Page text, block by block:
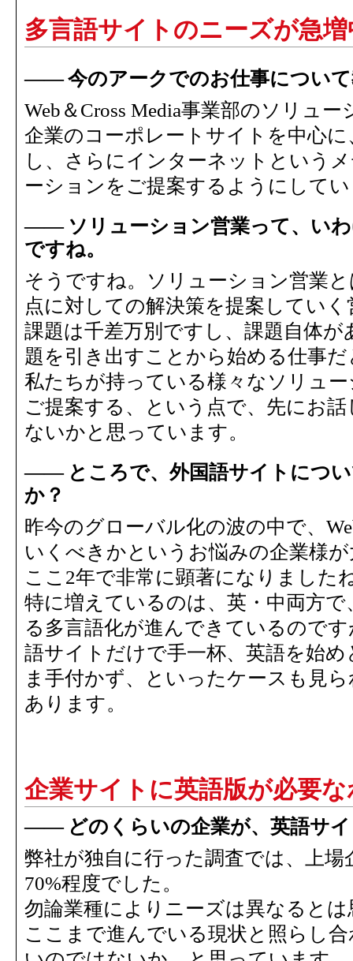
多言語サイトのニーズが急増
今のアークでのお仕事につい
Web＆Cross Media事業部のソリュ
企業のコーポレートサイトを中心
し、さらにインターネットという
ーションをご提案するようにして
ソリューション営業って、い
ですね。
そうですね。ソリューション営業
点に対しての解決策を提案してい
課題は千差万別ですし、課題自体
題を引き出すことから始める仕事
私たちが持っている様々なソリュ
ご提案する、という点で、先にお
ないかと思っています。
ところで、外国語サイトにつ
か？
昨今のグローバル化の波の中で、
いくべきかというお悩みの企業様
ここ2年で非常に顕著になりました
特に増えているのは、英・中両方
る多言語化が進んできているので
語サイトだけで手一杯、英語を始
ま手付かず、といったケースも見
あります。
企業サイトに英語版が必要
どのくらいの企業が、英語サ
弊社が独自に行った調査では、上
70%程度でした。
勿論業種によりニーズは異なると
ここまで進んでいる現状と照らし